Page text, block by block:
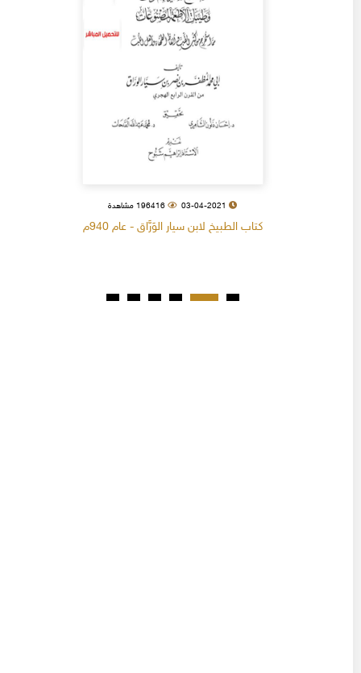
03-04-2021 196416 مشاهدة
كتاب الطبيخ لابن سيار الوَرَّاق - عام 940م